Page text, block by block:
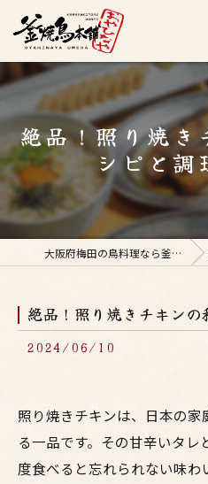
絶品！照り焼
シピと調
大阪府梅田の鳥料理なら釜焼鳥本舗おやひなや 梅田店
絶品！照り焼きチキン
2024/06/10
照り焼きチキンは、日本の
る一品です。その甘辛いタ
度食べると忘れられない味